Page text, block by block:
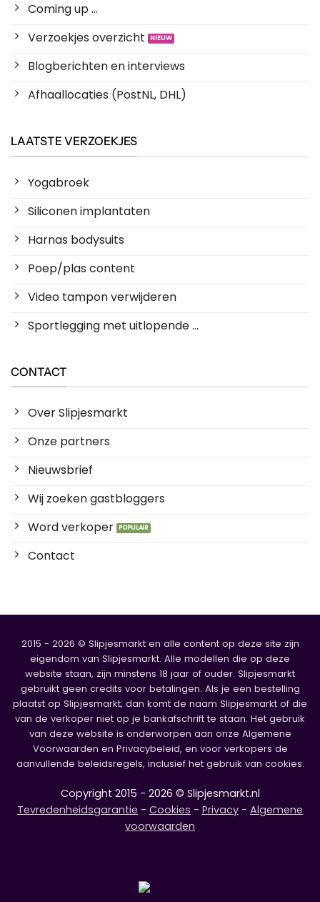
Coming up ...
Verzoekjes overzicht
Blogberichten en interviews
Afhaallocaties (PostNL, DHL)
LAATSTE VERZOEKJES
Yogabroek
Siliconen implantaten
Harnas bodysuits
Poep/plas content
Video tampon verwijderen
Sportlegging met uitlopende ...
CONTACT
Over Slipjesmarkt
Onze partners
Nieuwsbrief
Wij zoeken gastbloggers
Word verkoper
Contact
2015 - 2026 © Slipjesmarkt en alle content op deze site zijn
eigendom van Slipjesmarkt. Alle modellen die op deze
website staan, zijn minstens 18 jaar of ouder. Slipjesmarkt
gebruikt geen credits voor betalingen. Als je een bestelling
plaatst op Slipjesmarkt, dan komt de naam Slipjesmarkt of die
van de verkoper niet op je bankafschrift te staan. Het gebruik
van deze website is onderworpen aan onze Algemene
Voorwaarden en Privacybeleid, en voor verkopers de
aanvullende beleidsregels, inclusief het gebruik van cookies.
Copyright 2015 - 2026 © Slipjesmarkt.nl
Tevredenheidsgarantie - Cookies - Privacy - Algemene
voorwaarden